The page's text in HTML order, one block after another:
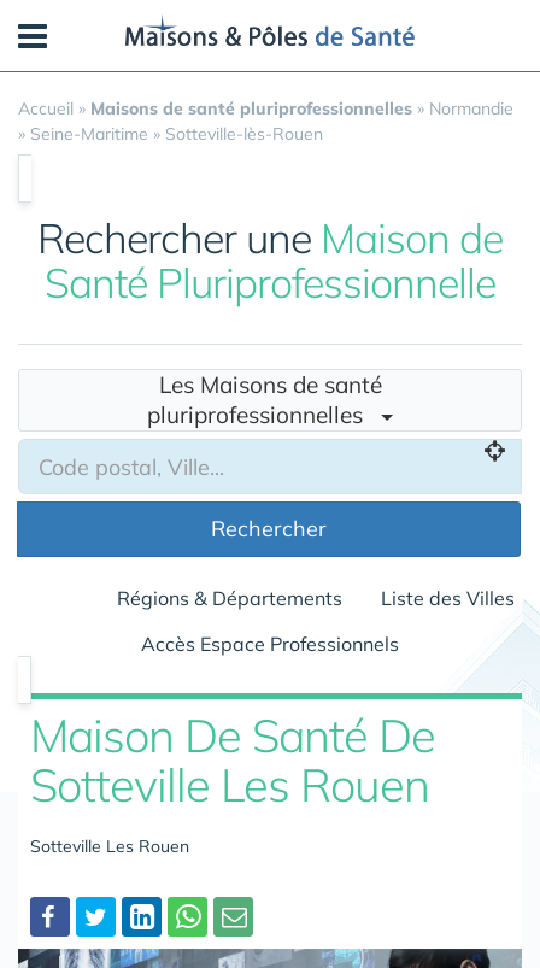
Accueil » Maisons de santé pluriprofessionnelles » Normandie
» Seine-Maritime » Sotteville-lès-Rouen
Rechercher une Maison de
Santé Pluriprofessionnelle
Les Maisons de santé
pluriprofessionnelles
Rechercher
Régions & Départements
Liste des Villes
Accès Espace Professionnels
Maison De Santé De
Sotteville Les Rouen
Sotteville Les Rouen
Partager
Panneau de gestion des cookies